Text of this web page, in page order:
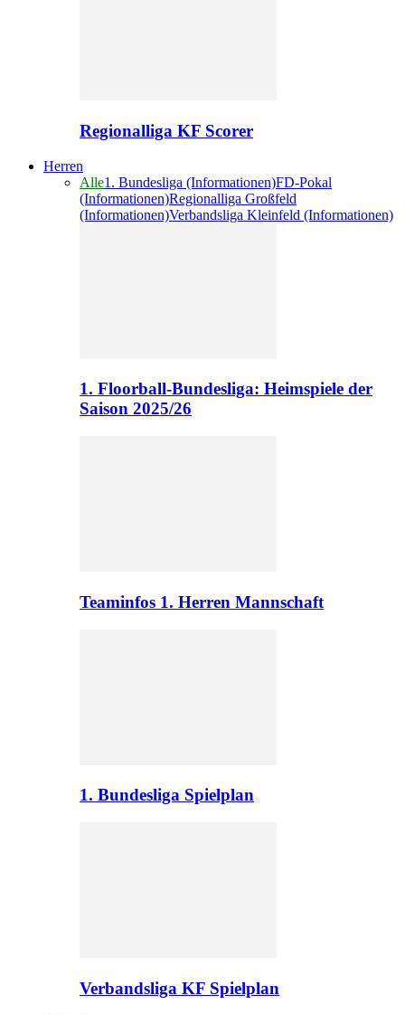
Regionalliga KF Scorer
Herren
Alle1. Bundesliga (Informationen)FD-Pokal
(Informationen)Regionalliga Großfeld
(Informationen)Verbandsliga Kleinfeld (Informationen)
1. Floorball-Bundesliga: Heimspiele der
Saison 2025/26
Teaminfos 1. Herren Mannschaft
1. Bundesliga Spielplan
Verbandsliga KF Spielplan